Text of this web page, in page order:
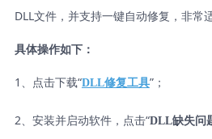
DLL文件，并支持一键自动修复，非常
具体操作如下：
1、点击下载“DLL修复工具”；
2、安装并启动软件，点击“DLL缺失问